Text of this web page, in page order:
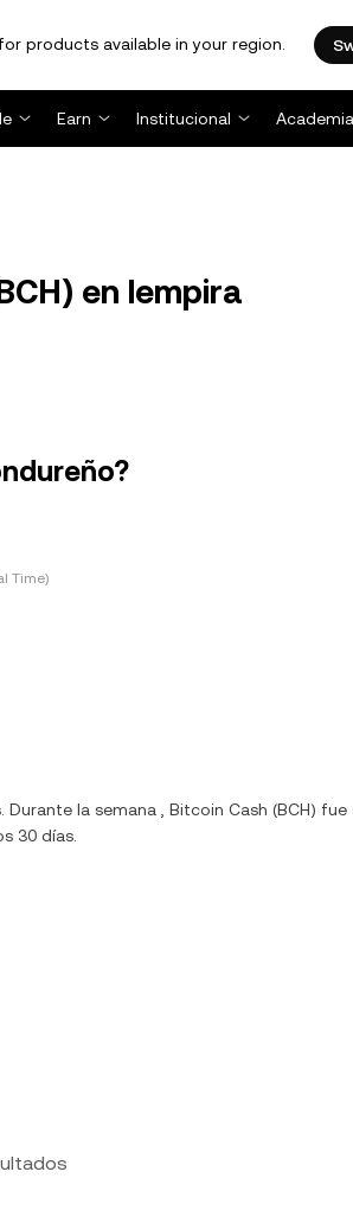
products available in your region.
Earn Institucional Academia
en lempira
Time)
Durante la semana , Bitcoin Cash (BCH) fue
30 días.